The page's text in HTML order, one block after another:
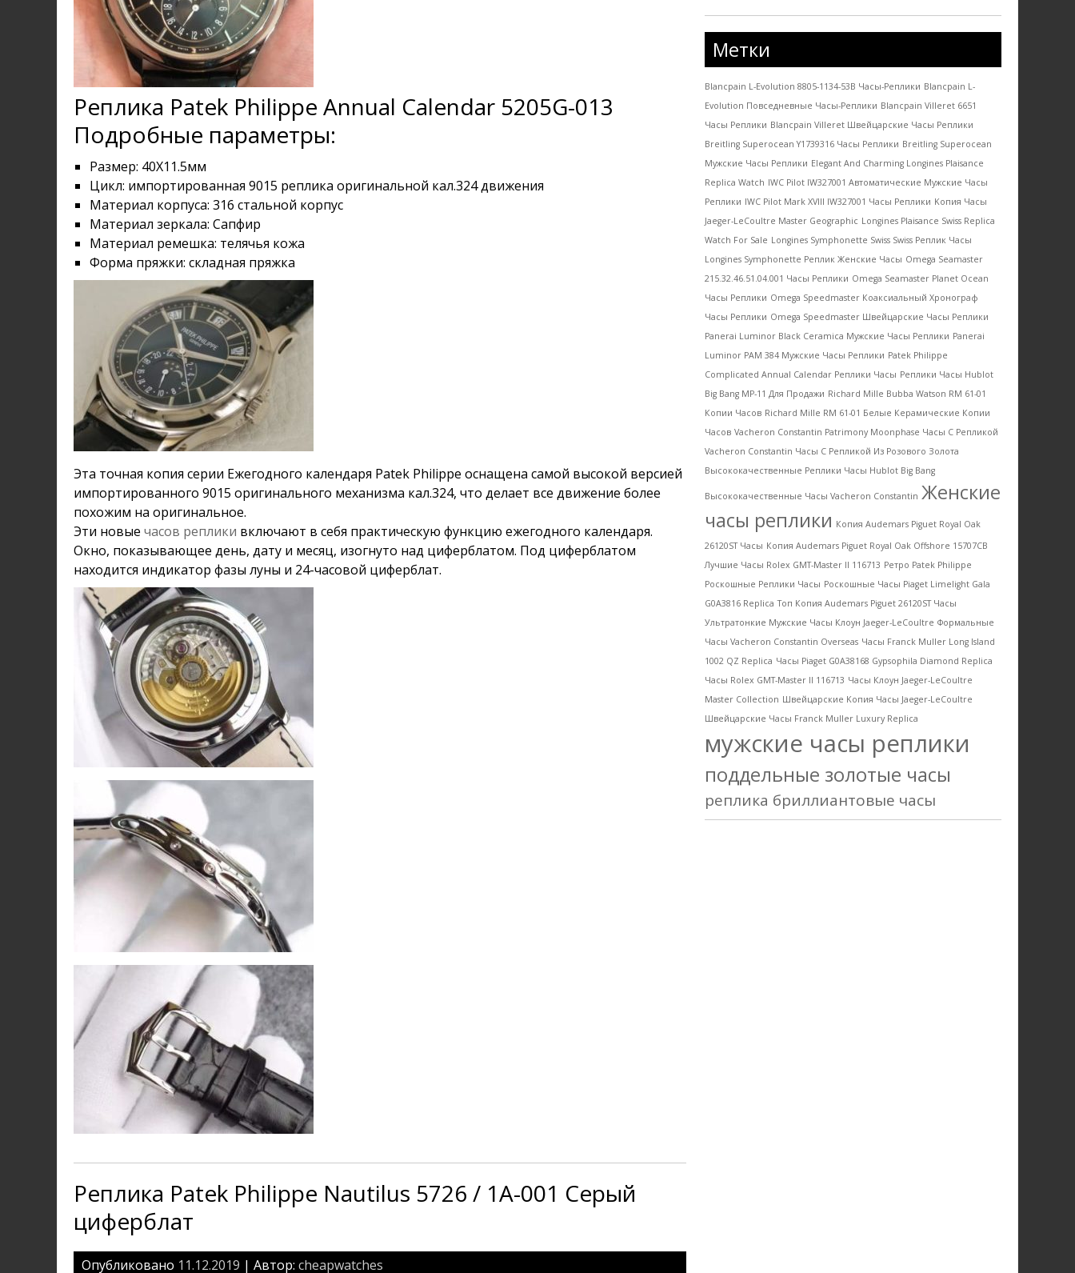
Реплика Patek Philippe Annual Calendar 5205G-013
Подробные параметры:
Размер: 40X11.5мм
Цикл: импортированная 9015 реплика оригинальной кал.324 движения
Материал корпуса: 316 стальной корпус
Материал зеркала: Сапфир
Материал ремешка: телячья кожа
Форма пряжки: складная пряжка
Эта точная копия серии Ежегодного календаря Patek Philippe оснащена самой высокой версией
импортированного 9015 оригинального механизма кал.324, что делает все движение более
похожим на оригинальное.
Эти новые часов реплики включают в себя практическую функцию ежегодного календаря.
Окно, показывающее день, дату и месяц, изогнуто над циферблатом. Под циферблатом
находится индикатор фазы луны и 24-часовой циферблат.
Реплика Patek Philippe Nautilus 5726 / 1A-001 Серый
циферблат
Опубликовано 11.12.2019 | Автор: cheapwatches
Метки
Blancpain L-Evolution 8805-1134-53B Часы-Pеплики Blancpain L-
Evolution Повседневные Часы-Pеплики Blancpain Villeret 6651
Часы Реплики Blancpain Villeret Швейцарские Часы Реплики
Breitling Superocean Y1739316 Часы Реплики Breitling Superocean
Мужские Часы Реплики Elegant And Charming Longines Plaisance
Replica Watch IWC Pilot IW327001 Автоматические Мужские Часы
Реплики IWC Pilot Mark XVIII IW327001 Часы Реплики Kопия Часы
Jaeger-LeCoultre Master Geographic Longines Plaisance Swiss Replica
Watch For Sale Longines Symphonette Swiss Swiss Реплик Часы
Longines Symphonette Реплик Женские Часы Omega Seamaster
215.32.46.51.04.001 Часы Реплики Omega Seamaster Planet Ocean
Часы Реплики Omega Speedmaster Коаксиальный Хронограф
Часы Реплики Omega Speedmaster Швейцарские Часы Реплики
Panerai Luminor Black Ceramica Мужские Часы Реплики Panerai
Luminor PAM 384 Мужские Часы Реплики Patek Philippe
Complicated Annual Calendar Реплики Часы Pеплики Часы Hublot
Big Bang MP-11 Для Продажи Richard Mille Bubba Watson RM 61-01
Копии Часов Richard Mille RM 61-01 Белые Керамические Копии
Часов Vacheron Constantin Patrimony Moonphase Часы С Репликой
Vacheron Constantin Часы С Репликой Из Розового Золота
Высококачественные Pеплики Часы Hublot Big Bang
Высококачественные Часы Vacheron Constantin Женские
часы реплики Копия Audemars Piguet Royal Oak
26120ST Часы Копия Audemars Piguet Royal Oak Offshore 15707CB
Лучшие Часы Rolex GMT-Master II 116713 Ретро Patek Philippe
Роскошные Реплики Часы Роскошные Часы Piaget Limelight Gala
G0A3816 Replica Топ Копия Audemars Piguet 26120ST Часы
Ультратонкие Мужские Часы Клоун Jaeger-LeCoultre Формальные
Часы Vacheron Constantin Overseas Часы Franck Muller Long Island
1002 QZ Replica Часы Piaget G0A38168 Gypsophila Diamond Replica
Часы Rolex GMT-Master II 116713 Часы Клоун Jaeger-LeCoultre
Master Collection Швейцарские Kопия Часы Jaeger-LeCoultre
Швейцарские Часы Franck Muller Luxury Replica
мужские часы реплики
поддельные золотые часы
реплика бриллиантовые часы